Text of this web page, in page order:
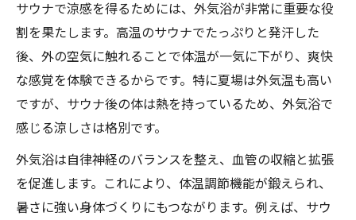
サウナで涼感を得るためには、外気浴が非常に重要な役
割を果たします。高温のサウナでたっぷりと発汗した
後、外の空気に触れることで体温が一気に下がり、爽快
な感覚を体験できるからです。特に夏場は外気温も高い
ですが、サウナ後の体は熱を持っているため、外気浴で
感じる涼しさは格別です。
外気浴は自律神経のバランスを整え、血管の収縮と拡張
を促進します。これにより、体温調節機能が鍛えられ、
暑さに強い身体づくりにもつながります。例えば、サウ